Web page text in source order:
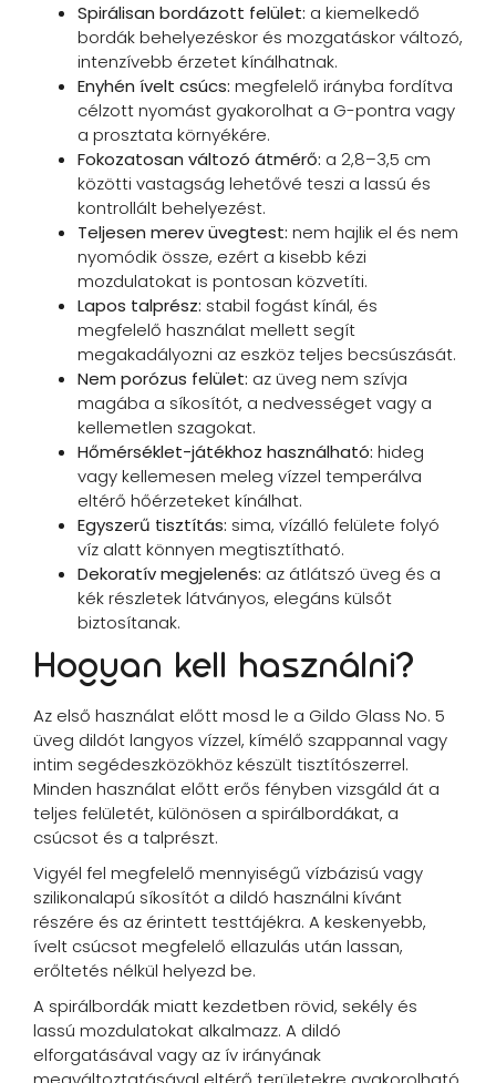
Spirálisan bordázott felület: a kiemelkedő
bordák behelyezéskor és mozgatáskor változó,
intenzívebb érzetet kínálhatnak.
Enyhén ívelt csúcs: megfelelő irányba fordítva
célzott nyomást gyakorolhat a G-pontra vagy
a prosztata környékére.
Fokozatosan változó átmérő: a 2,8–3,5 cm
közötti vastagság lehetővé teszi a lassú és
kontrollált behelyezést.
Teljesen merev üvegtest: nem hajlik el és nem
nyomódik össze, ezért a kisebb kézi
mozdulatokat is pontosan közvetíti.
Lapos talprész: stabil fogást kínál, és
megfelelő használat mellett segít
megakadályozni az eszköz teljes becsúszását.
Nem porózus felület: az üveg nem szívja
magába a síkosítót, a nedvességet vagy a
kellemetlen szagokat.
Hőmérséklet-játékhoz használható: hideg
vagy kellemesen meleg vízzel temperálva
eltérő hőérzeteket kínálhat.
Egyszerű tisztítás: sima, vízálló felülete folyó
víz alatt könnyen megtisztítható.
Dekoratív megjelenés: az átlátszó üveg és a
kék részletek látványos, elegáns külsőt
biztosítanak.
Hogyan kell használni?
Az első használat előtt mosd le a Gildo Glass No. 5
üveg dildót langyos vízzel, kímélő szappannal vagy
intim segédeszközökhöz készült tisztítószerrel.
Minden használat előtt erős fényben vizsgáld át a
teljes felületét, különösen a spirálbordákat, a
csúcsot és a talprészt.
Vigyél fel megfelelő mennyiségű vízbázisú vagy
szilikonalapú síkosítót a dildó használni kívánt
részére és az érintett testtájékra. A keskenyebb,
ívelt csúcsot megfelelő ellazulás után lassan,
erőltetés nélkül helyezd be.
A spirálbordák miatt kezdetben rövid, sekély és
lassú mozdulatokat alkalmazz. A dildó
elforgatásával vagy az ív irányának